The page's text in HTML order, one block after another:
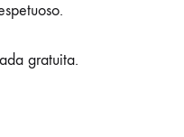
gratuita.